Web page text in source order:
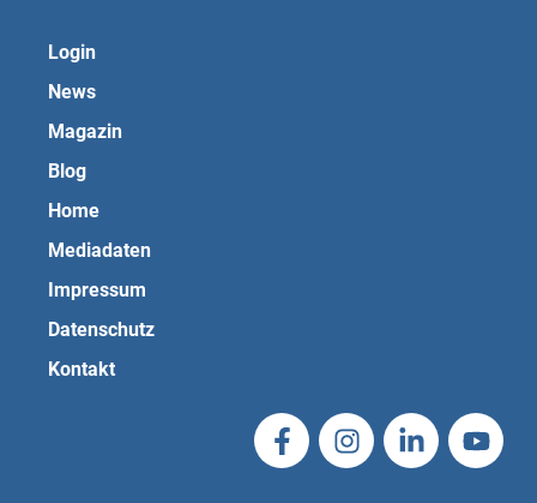
Login
News
Magazin
Blog
Home
Mediadaten
Impressum
Datenschutz
Kontakt